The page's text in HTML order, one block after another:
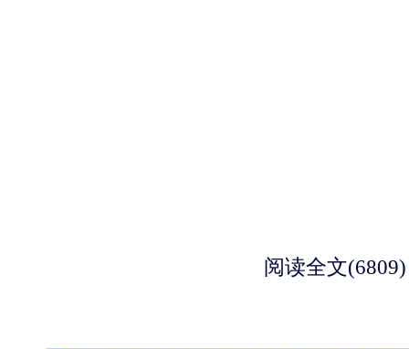
阅读全文(6809)